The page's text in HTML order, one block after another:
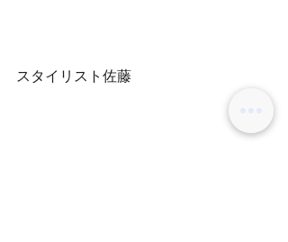
スタイリスト佐藤